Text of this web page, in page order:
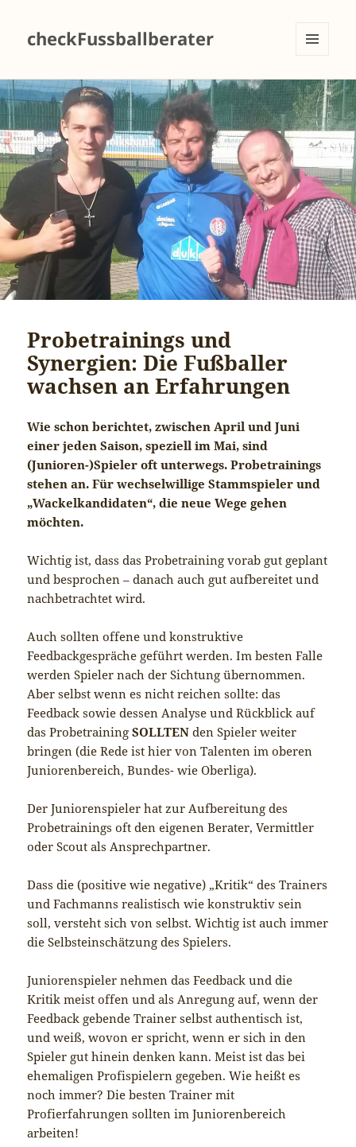
checkFussballberater
UND
WIDGETS
Probetrainings und
Synergien: Die Fußballer
wachsen an Erfahrungen
Wie schon berichtet, zwischen April und Juni
einer jeden Saison, speziell im Mai, sind
(Junioren-)Spieler oft unterwegs. Probetrainings
stehen an. Für wechselwillige Stammspieler und
„Wackelkandidaten“, die neue Wege gehen
möchten.
Wichtig ist, dass das Probetraining vorab gut geplant
und besprochen – danach auch gut aufbereitet und
nachbetrachtet wird.
Auch sollten offene und konstruktive
Feedbackgespräche geführt werden. Im besten Falle
werden Spieler nach der Sichtung übernommen.
Aber selbst wenn es nicht reichen sollte: das
Feedback sowie dessen Analyse und Rückblick auf
das ProbetrainingSOLLTENden Spieler weiter
bringen (die Rede ist hier von Talenten im oberen
Juniorenbereich, Bundes- wie Oberliga).
Der Juniorenspieler hat zur Aufbereitung des
Probetrainings oft den eigenen Berater, Vermittler
oder Scout als Ansprechpartner.
Dass die (positive wie negative) „Kritik“ des Trainers
und Fachmanns realistisch wie konstruktiv sein
soll, versteht sich von selbst. Wichtig ist auch immer
die Selbsteinschätzung des Spielers.
Juniorenspieler nehmen das Feedback und die
Kritik meist offen und als Anregung auf, wenn der
Feedback gebende Trainer selbst authentisch ist,
und weiß, wovon er spricht, wenn er sich in den
Spieler gut hinein denken kann. Meist ist das bei
ehemaligen Profispielern gegeben. Wie heißt es
noch immer? Die besten Trainer mit
Profierfahrungen sollten im Juniorenbereich
arbeiten!